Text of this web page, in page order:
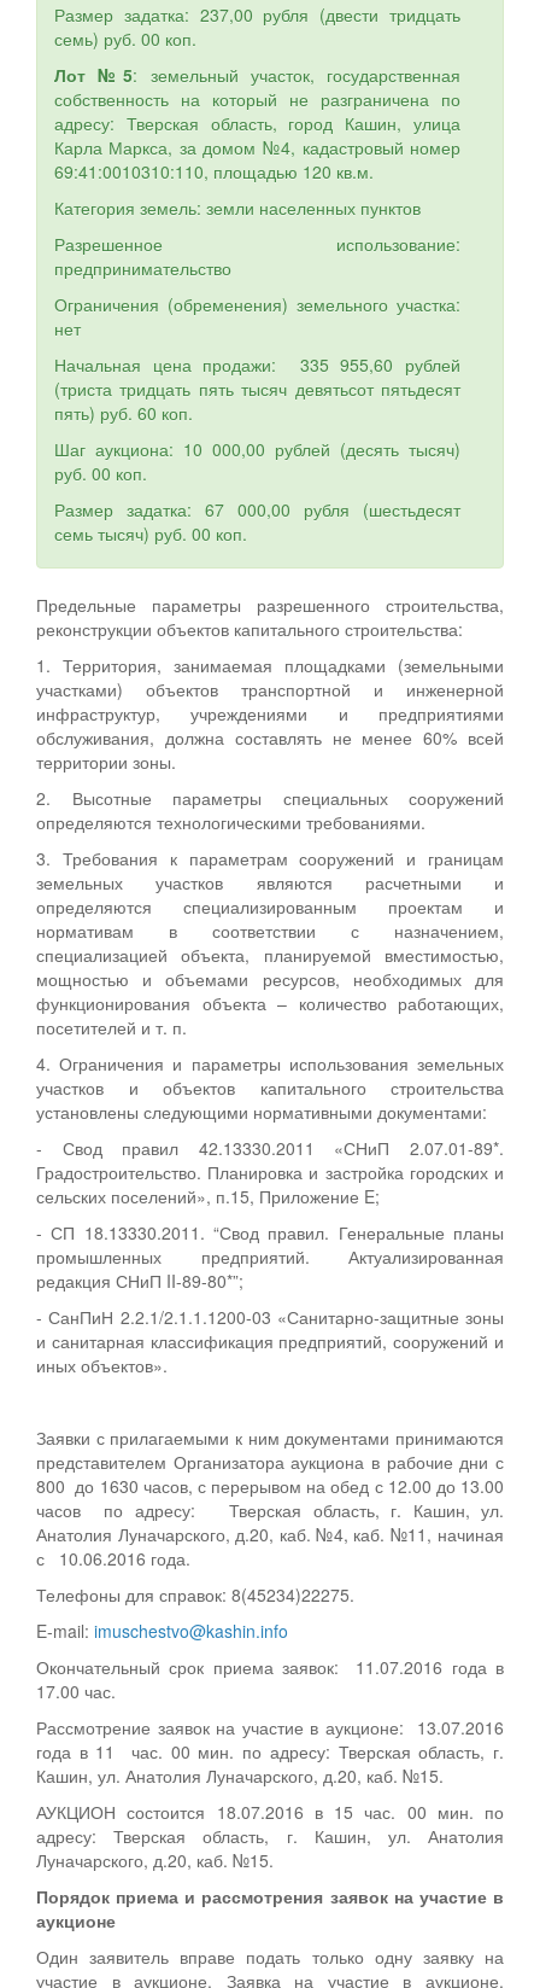
Размер задатка: 237,00 рубля (двести тридцать
семь) руб. 00 коп.
Лот №5: земельный участок, государственная
собственность на который не разграничена по
адресу: Тверская область, город Кашин, улица
Карла Маркса, за домом №4, кадастровый номер
69:41:0010310:110, площадью 120 кв.м.
Категория земель: земли населенных пунктов
Разрешенное использование:
предпринимательство
Ограничения (обременения) земельного участка:
нет
Начальная цена продажи: 335 955,60 рублей
(триста тридцать пять тысяч девятьсот пятьдесят
пять) руб. 60 коп.
Шаг аукциона: 10 000,00 рублей (десять тысяч)
руб. 00 коп.
Размер задатка: 67 000,00 рубля (шестьдесят
семь тысяч) руб. 00 коп.
Предельные параметры разрешенного строительства,
реконструкции объектов капитального строительства:
1. Территория, занимаемая площадками (земельными
участками) объектов транспортной и инженерной
инфраструктур, учреждениями и предприятиями
обслуживания, должна составлять не менее 60% всей
территории зоны.
2. Высотные параметры специальных сооружений
определяются технологическими требованиями.
3. Требования к параметрам сооружений и границам
земельных участков являются расчетными и
определяются специализированным проектам и
нормативам в соответствии с назначением,
специализацией объекта, планируемой вместимостью,
мощностью и объемами ресурсов, необходимых для
функционирования объекта – количество работающих,
посетителей и т. п.
4. Ограничения и параметры использования земельных
участков и объектов капитального строительства
установлены следующими нормативными документами:
- Свод правил 42.13330.2011 «СНиП 2.07.01-89*.
Градостроительство. Планировка и застройка городских и
сельских поселений», п.15, Приложение E;
- СП 18.13330.2011. “Свод правил. Генеральные планы
промышленных предприятий. Актуализированная
редакция СНиП II-89-80*”;
- СанПиН 2.2.1/2.1.1.1200-03 «Санитарно-защитные зоны
и санитарная классификация предприятий, сооружений и
иных объектов».
Заявки с прилагаемыми к ним документами принимаются
представителем Организатора аукциона в рабочие дни с
800 до 1630 часов, с перерывом на обед с 12.00 до 13.00
часов по адресу: Тверская область, г. Кашин, ул.
Анатолия Луначарского, д.20, каб. №4, каб. №11, начиная
с 10.06.2016 года.
Телефоны для справок: 8(45234)22275.
E-mail: imuschestvo@kashin.info
Окончательный срок приема заявок: 11.07.2016 года в
17.00 час.
Рассмотрение заявок на участие в аукционе: 13.07.2016
года в 11 час. 00 мин. по адресу: Тверская область, г.
Кашин, ул. Анатолия Луначарского, д.20, каб. №15.
АУКЦИОН состоится 18.07.2016 в 15 час. 00 мин. по
адресу: Тверская область, г. Кашин, ул. Анатолия
Луначарского, д.20, каб. №15.
Порядок приема и рассмотрения заявок на участие в
аукционе
Один заявитель вправе подать только одну заявку на
участие в аукционе. Заявка на участие в аукционе,